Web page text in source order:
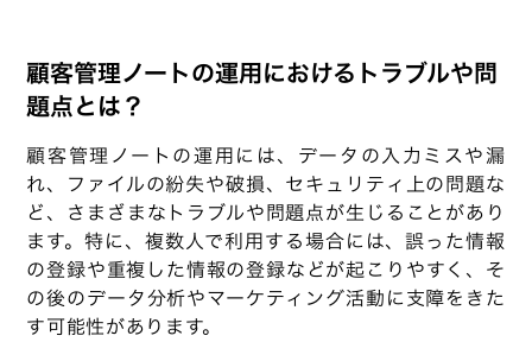
顧客管理ノートの運用におけるトラブルや問
題点とは？
顧客管理ノートの運用には、データの入力ミスや漏
れ、ファイルの紛失や破損、セキュリティ上の問題な
ど、さまざまなトラブルや問題点が生じることがあり
ます。特に、複数人で利用する場合には、誤った情報
の登録や重複した情報の登録などが起こりやすく、そ
の後のデータ分析やマーケティング活動に支障をきた
す可能性があります。